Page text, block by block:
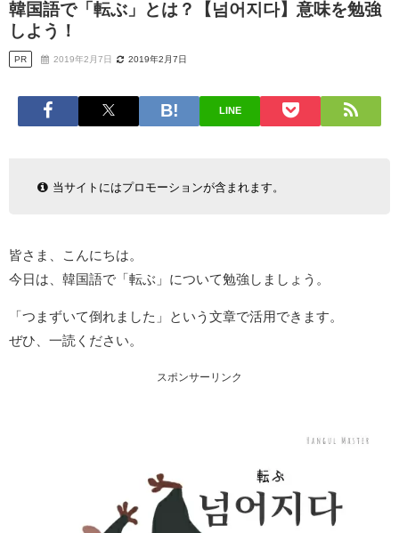
韓国語で「転ぶ」とは？【넘어지다】意味を勉強
しよう！
PR 2019年2月7日 2019年2月7日
LINE
当サイトにはプロモーションが含まれます。
皆さま、こんにちは。
今日は、韓国語で「転ぶ」について勉強しましょう。
「つまずいて倒れました」という文章で活用できます。
ぜひ、一読ください。
スポンサーリンク